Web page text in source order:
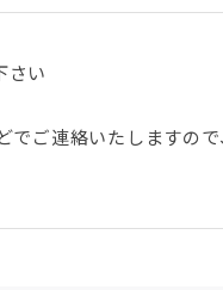
さい
でご連絡いたしますの